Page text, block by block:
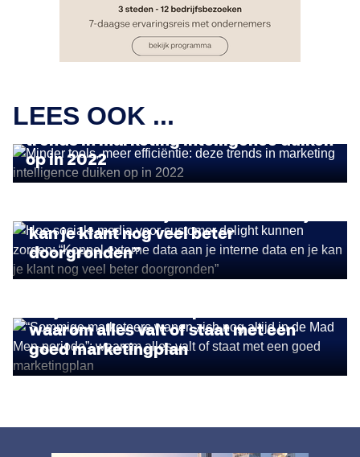
LEES OOK ...
Minder tools, meer efficiëntie: deze
trends in marketing intelligence duiken
op in 2022
INSIGHTS
Hoe sociale media voor customer
kan je klant nog veel beter
doorgronden”
INSIGHTS
waarom alles valt of staat met een
goed marketingplan